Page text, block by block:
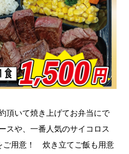
頂いて焼き上げてお弁当にで
や、一番人気のサイコロス
ご用意！ 炊き立てご飯も用意